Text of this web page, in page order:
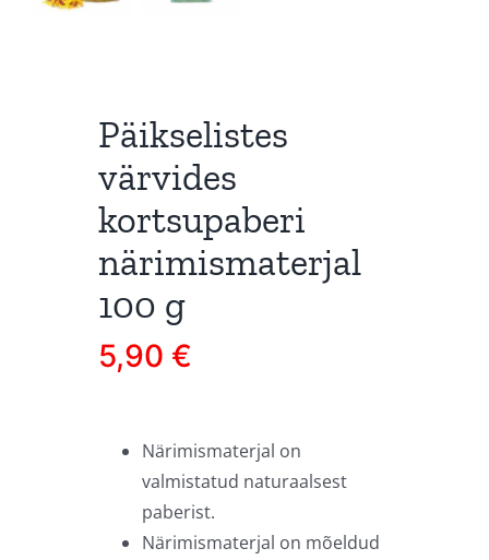
Päikselistes
värvides
kortsupaberi
närimismaterjal
100 g
5,90 €
Närimismaterjal on
valmistatud naturaalsest
paberist.
Närimismaterjal on mõeldud